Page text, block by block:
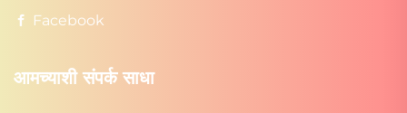
Facebook
आमच्याशी संपर्क साधा